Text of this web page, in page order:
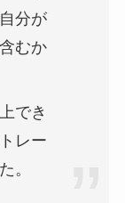
分が
むか
でき
レー
。